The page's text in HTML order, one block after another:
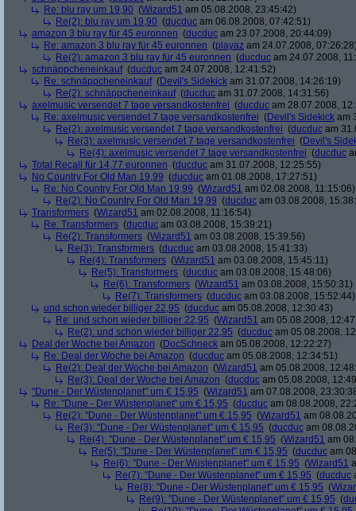
Re: blu ray um 19,90 (Wizard51 am 05.08.2008, 23:45:42)
Re(2): blu ray um 19,90 (ducduc am 06.08.2008, 07:42:51)
amazon 3 blu ray für 45 euronnen (ducduc am 23.07.2008, 20:44:09)
Re: amazon 3 blu ray für 45 euronnen (playaz am 24.07.2008,
Re(2): amazon 3 blu ray für 45 euronnen (ducduc am 24.07.2008,
schnäppcheneinkauf(ducduc am 24.07.2008, 12:41:52)
Re: schnäppcheneinkauf(Devil's Sidekick am 31.07.2008, 14:26:19)
Re(2): schnäppcheneinkauf(ducduc am 31.07.2008, 14:31:56)
axelmusic versendet 7 tage versandkostenfrei (ducduc am 28.07.2008,
Re: axelmusic versendet 7 tage versandkostenfrei (Devil's Sidekick am
Re(2): axelmusic versendet 7 tage versandkostenfrei (ducduc am
Re(3): axelmusic versendet 7 tage versandkostenfrei (Devil's
Re(4): axelmusic versendet 7 tage versandkostenfrei (ducduc
Total Recall für 14,77 euronnen (ducduc am 31.07.2008, 12:25:55)
No Country For Old Man 19,99 (ducduc am 01.08.2008, 17:27:51)
Re: No Country For Old Man 19,99 (Wizard51 am 02.08.2008, 11:15:06)
Re(2): No Country For Old Man 19,99 (ducduc am 03.08.2008,
Transformers (Wizard51 am 02.08.2008, 11:16:54)
Re: Transformers (ducduc am 03.08.2008, 15:39:21)
Re(2): Transformers (Wizard51 am 03.08.2008, 15:39:56)
Re(3): Transformers (ducduc am 03.08.2008, 15:41:33)
Re(4): Transformers (Wizard51 am 03.08.2008, 15:45:11)
Re(5): Transformers (ducduc am 03.08.2008, 15:48:06)
Re(6): Transformers (Wizard51 am 03.08.2008, 15:50:31)
Re(7): Transformers (ducduc am 03.08.2008, 15:52:44)
und schon wieder billiger 22,95 (ducduc am 05.08.2008, 12:30:43)
Re: und schon wieder billiger 22,95 (Wizard51 am 05.08.2008,
Re(2): und schon wieder billiger 22,95 (ducduc am 05.08.2008,
Deal der Woche bei Amazon (DocSchneck am 05.08.2008, 12:22:27)
Re: Deal der Woche bei Amazon (ducduc am 05.08.2008, 12:34:51)
Re(2): Deal der Woche bei Amazon (Wizard51 am 05.08.2008,
Re(3): Deal der Woche bei Amazon (ducduc am 05.08.2008,
"Dune - Der Wüstenplanet" um € 15,95 (Wizard51 am 07.08.2008,
Re: "Dune - Der Wüstenplanet" um € 15,95 (ducduc am 08.08.2008,
Re(2): "Dune - Der Wüstenplanet" um € 15,95 (Wizard51 am
Re(3): "Dune - Der Wüstenplanet" um € 15,95 (ducduc am
Re(4): "Dune - Der Wüstenplanet" um € 15,95 (Wizard51 am
Re(5): "Dune - Der Wüstenplanet" um € 15,95 (ducduc am
Re(6): "Dune - Der Wüstenplanet" um € 15,95 (Wizard51
Re(7): "Dune - Der Wüstenplanet" um € 15,95 (ducduc
Re(8): "Dune - Der Wüstenplanet" um € 15,95 (
Re(9): "Dune - Der Wüstenplanet" um € 15,95 (